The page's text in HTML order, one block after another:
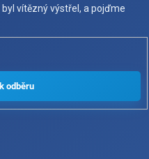
vítězný výstřel, a pojďme